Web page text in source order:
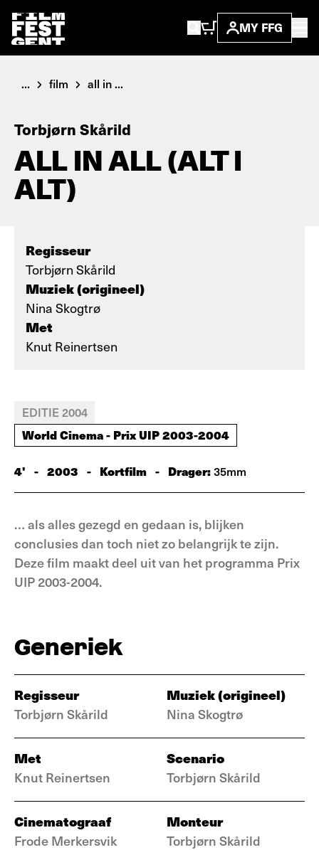
MY FFG
... film all in ...
Torbjørn Skårild
ALL IN ALL (ALT I
ALT)
Regisseur
Torbjørn Skårild
Muziek (origineel)
Nina Skogtrø
Met
Knut Reinertsen
EDITIE 2004
World Cinema - Prix UIP 2003-2004
4' - 2003 - Kortfilm - Drager:35mm
… als alles gezegd en gedaan is, blijken
conclusies dan toch niet zo belangrijk te zijn.
Deze film maakt deel uit van het programma Prix
UIP 2003-2004.
Generiek
Regisseur
Torbjørn Skårild
Muziek (origineel)
Nina Skogtrø
Met
Knut Reinertsen
Scenario
Torbjørn Skårild
Cinematograaf
Frode Merkersvik
Monteur
Torbjørn Skårild